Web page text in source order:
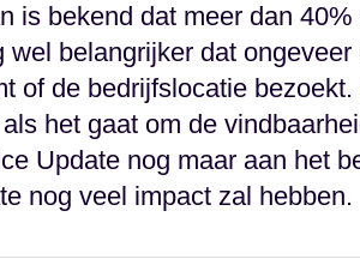
is bekend dat meer dan
belangrijker dat
of de bedrijfslocatie
het gaat om de
Update nog maar aan het
nog veel impact zal hebben.